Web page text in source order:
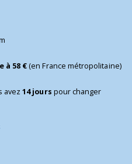
à 58 €(en France métropolitaine)
avez14 jours pour changer